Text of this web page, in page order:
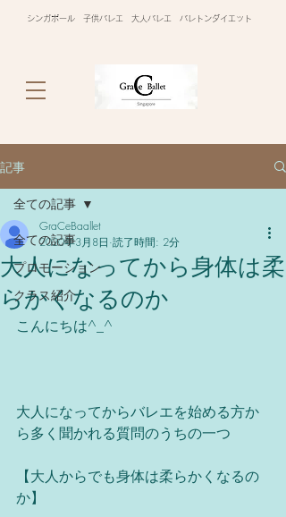
シンガポール 子供バレエ 大人バレエ バレトンダイエット
記事
全ての記事
プロモーション
クラス紹介
全ての記事
大人になってから身体は柔
らかくなるのか
GraCeBaallet
2020年3月8日 読了時間: 2分
こんにちは^_^
大人になってからバレエを始める方か
ら多く聞かれる質問のうちの一つ
【大人からでも身体は柔らかくなるの
か】